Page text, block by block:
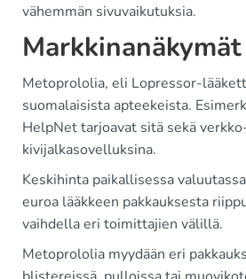
vähemmän sivuvaikutuksia.
Markkinanäkymät
Metoprololia, eli Lopressor-
suomalaisista apteekeista.
HelpNet tarjoavat sitä sekä
kivijalkasovelluksina.
Keskihinta paikallisessa
euroa lääkkeen pakkauksesta
vaihdella eri toimittajien välillä.
Metoprololia myydään eri